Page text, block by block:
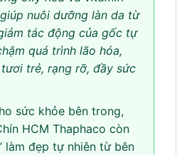
nuôi dưỡng làn da từ
tác động của gốc tự
quá trình lão hóa,
trẻ, rạng rỡ, đầy sức
sức khỏe bên trong,
HCM Thaphaco còn
làm đẹp tự nhiên từ bên